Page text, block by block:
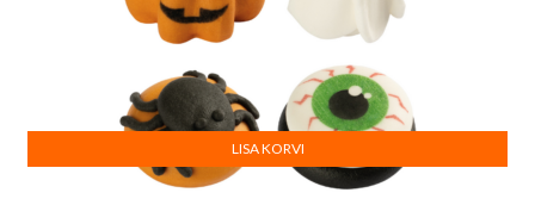
LISA KORVI